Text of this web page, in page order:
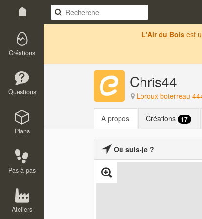
Créations
Questions
Plans
Pas à pas
Ateliers
L'Air du Bois est
Chris44
Loroux boterreau
A propos Créations 17
Où suis-je ?